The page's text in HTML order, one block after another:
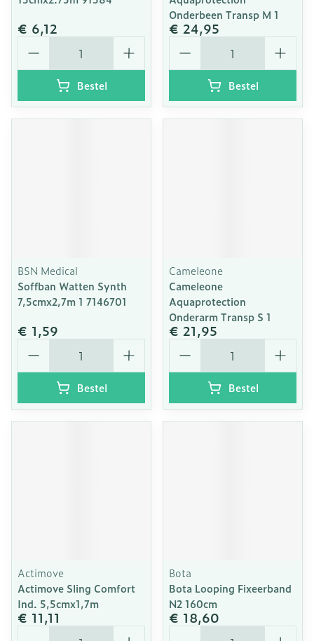
€ 6,12
Aantal
Bestel
Onderbeen Transp M 1
€ 24,95
Aantal
Bestel
BSN Medical
Soffban Watten Synth
7,5cmx2,7m 1 7146701
€ 1,59
Aantal
Bestel
Cameleone
Cameleone
Aquaprotection
Onderarm Transp S 1
€ 21,95
Aantal
Bestel
Actimove
Actimove Sling Comfort
Ind. 5,5cmx1,7m
€ 11,11
Aantal
Bota
Bota Looping Fixeerband
N2 160cm
€ 18,60
Aantal